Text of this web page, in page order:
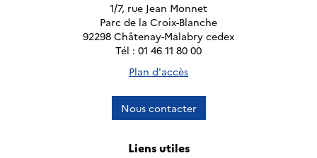
1/7, rue Jean Monnet
Parc de la Croix-Blanche
92298 Châtenay-Malabry cedex
Tél : 01 46 11 80 00
Plan d'accès
Nous contacter
Liens utiles